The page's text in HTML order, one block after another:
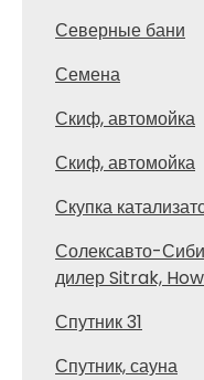
Северные бани
Семена
Скиф, автомойка
Скиф, автомойка
Скупка
Солексавто-
дилер Sitrak,
Спутник 31
Спутник, сауна